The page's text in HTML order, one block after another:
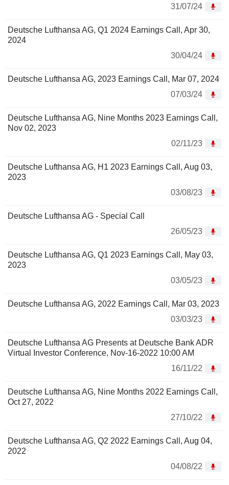
31/07/24
Deutsche Lufthansa AG, Q1 2024 Earnings Call, Apr 30,
2024
30/04/24
Deutsche Lufthansa AG, 2023 Earnings Call, Mar 07, 2024
07/03/24
Deutsche Lufthansa AG, Nine Months 2023 Earnings Call,
Nov 02, 2023
02/11/23
Deutsche Lufthansa AG, H1 2023 Earnings Call, Aug 03,
2023
03/08/23
Deutsche Lufthansa AG - Special Call
26/05/23
Deutsche Lufthansa AG, Q1 2023 Earnings Call, May 03,
2023
03/05/23
Deutsche Lufthansa AG, 2022 Earnings Call, Mar 03, 2023
03/03/23
Deutsche Lufthansa AG Presents at Deutsche Bank ADR
Virtual Investor Conference, Nov-16-2022 10:00 AM
16/11/22
Deutsche Lufthansa AG, Nine Months 2022 Earnings Call,
Oct 27, 2022
27/10/22
Deutsche Lufthansa AG, Q2 2022 Earnings Call, Aug 04,
2022
04/08/22